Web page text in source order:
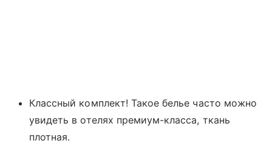
Классный комплект! Такое белье часто можно
увидеть в отелях премиум-класса, ткань
плотная.